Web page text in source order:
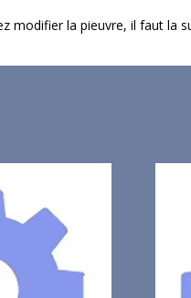
modifier la pieuvre, il faut la